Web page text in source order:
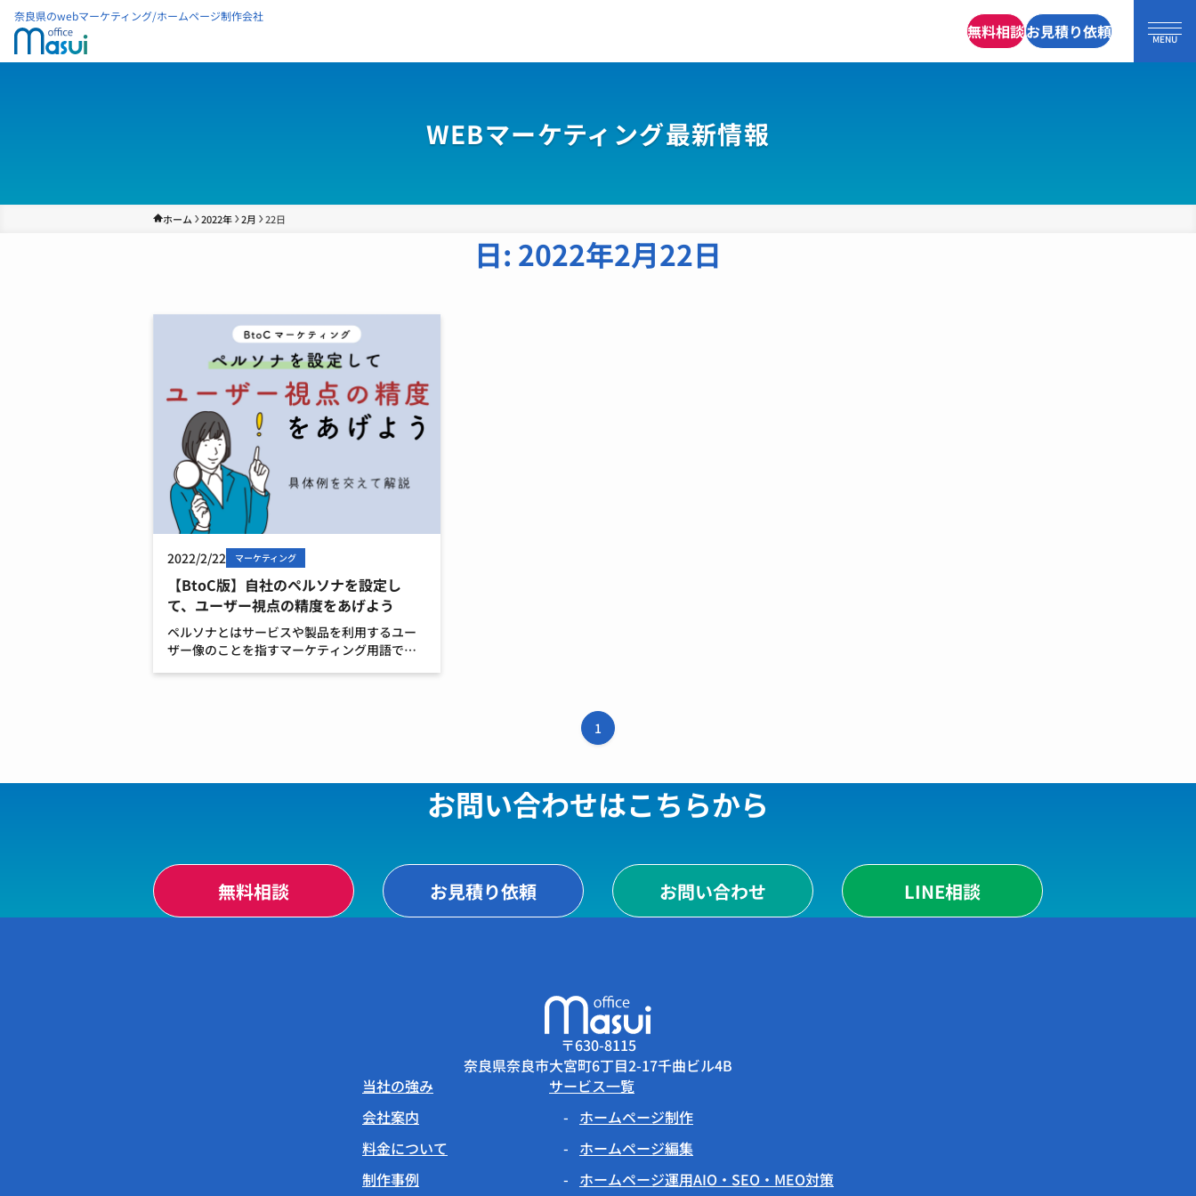
奈良県のwebマーケティング/ホームページ制作会社
無料相談お見積り依頼
WEBマーケティング最新情報
ホーム 2022年 2月 22日
日: 2022年2月22日
2022/2/22 マーケティング
【BtoC版】自社のペルソナを設定し
て、ユーザー視点の精度をあげよう
ペルソナとはサービスや製品を利用するユー
ザー像のことを指すマーケティング用語で
1
お問い合わせはこちらから
無料相談 お見積り依頼 お問い合わせ LINE相談
〒630-8115
奈良県奈良市大宮町6丁目2-17千曲ビル4B
当社の強み
会社案内
料金について
制作事例
サービス一覧
ホームページ制作
ホームページ編集
ホームページ運用AIO・SEO・MEO対策